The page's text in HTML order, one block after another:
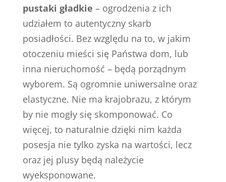
pustaki gładkie – ogrodzenia z ich
udziałem to autentyczny skarb
posiadłości. Bez względu na to, w jakim
otoczeniu mieści się Państwa dom, lub
inna nieruchomość – będą porządnym
wyborem. Są ogromnie uniwersalne oraz
elastyczne. Nie ma krajobrazu, z którym
by nie mogły się skomponować. Co
więcej, to naturalnie dzięki nim każda
posesja nie tylko zyska na wartości, lecz
oraz jej plusy będą należycie
wyeksponowane.